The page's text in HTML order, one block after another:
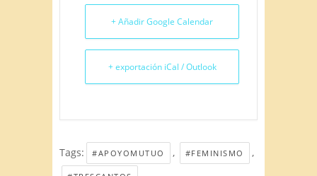
+ Añadir Google Calendar
+ exportación iCal / Outlook
Tags: #APOYOMUTUO , #FEMINISMO ,